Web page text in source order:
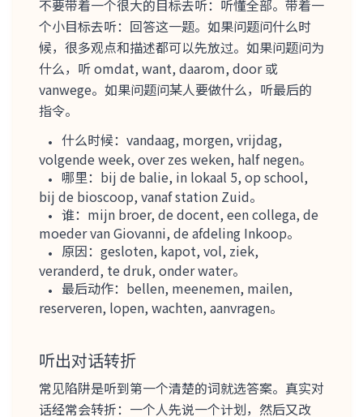
不要带着一个很大的目标去听：听懂全部。带着一
个小目标去听：回答这一题。如果问题问什么时
候，很多观点和描述都可以先放过。如果问题问为
什么，听 omdat, want, daarom, door 或
vanwege。如果问题问某人要做什么，听最后的
指令。
什么时候：vandaag, morgen, vrijdag,
volgende week, over zes weken, half negen。
哪里：bij de balie, in lokaal 5, op school,
bij de bioscoop, vanaf station Zuid。
谁：mijn broer, de docent, een collega, de
moeder van Giovanni, de afdeling Inkoop。
原因：gesloten, kapot, vol, ziek,
veranderd, te druk, onder water。
最后动作：bellen, meenemen, mailen,
reserveren, lopen, wachten, aanvragen。
听出对话转折
常见陷阱是听到第一个清楚的词就选答案。真实对
话经常会转折：一个人先说一个计划，然后又改